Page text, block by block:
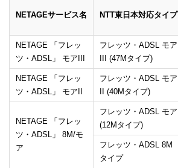
NETAGEサービス名 NTT東日本対応タイプ
NETAGE 「フレッ
ツ・ADSL」 モアIII
フレッツ・ADSL モア
III (47Mタイプ)
NETAGE 「フレッ
ツ・ADSL」 モアII
フレッツ・ADSL モア
II (40Mタイプ)
NETAGE 「フレッ
ツ・ADSL」 8M/モ
ア
フレッツ・ADSL モア
(12Mタイプ)
フレッツ・ADSL 8M
タイプ